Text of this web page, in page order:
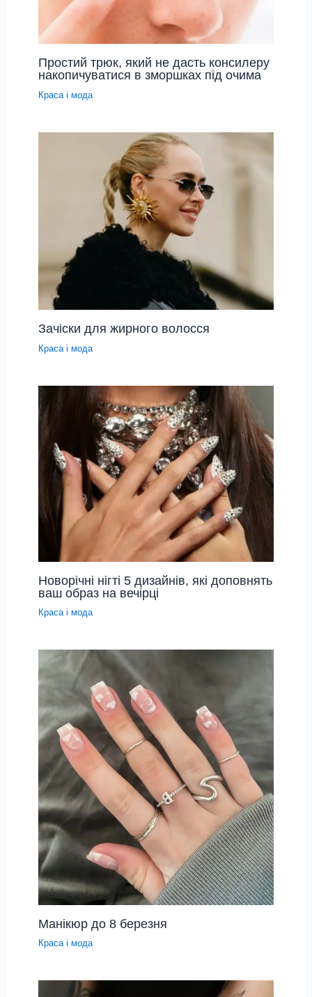
Простий трюк, який не дасть консилеру
накопичуватися в зморшках під очима
Краса і мода
Зачіски для жирного волосся
Краса і мода
Новорічні нігті 5 дизайнів, які доповнять
ваш образ на вечірці
Краса і мода
Манікюр до 8 березня
Краса і мода